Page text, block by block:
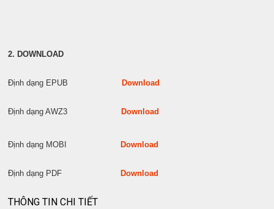
2. DOWNLOAD
Định dạng EPUB Download
Định dạng AWZ3 Download
Định dạng MOBI Download
Định dạng PDF Download
THÔNG TIN CHI TIẾT